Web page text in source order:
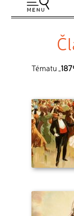
Tématu „